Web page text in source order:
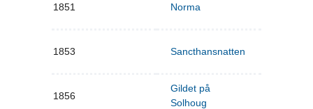
1851 Norma
1853 Sancthansnatten
1856
Gildet på
Solhoug